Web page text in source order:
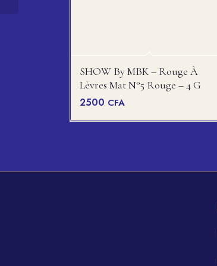
SHOW By MBK – Rouge À
Lèvres Mat N°5 Rouge – 4 G
2500 CFA